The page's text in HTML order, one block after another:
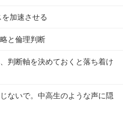
加速させる
と倫理判断
判断軸を決めておくと落ち着け
ないで。中高生のような声に隠